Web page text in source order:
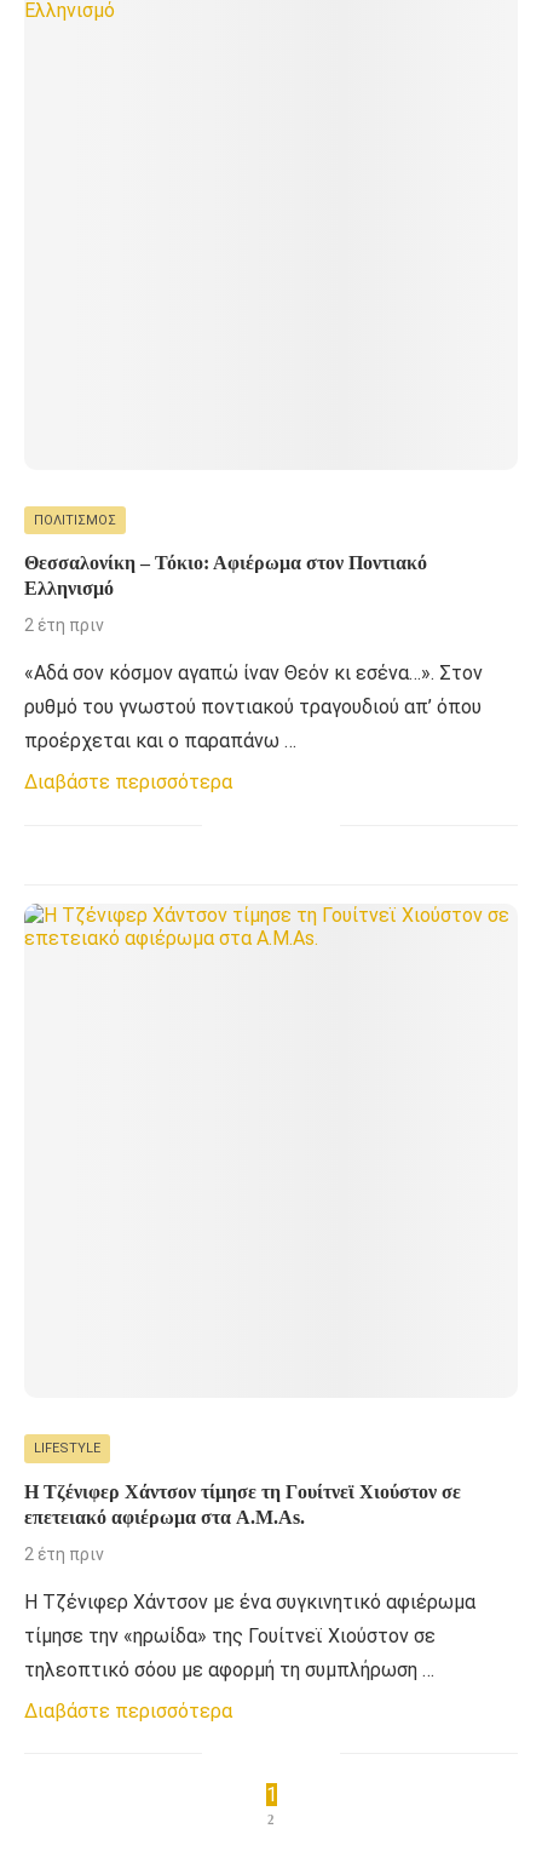
ΠΟΛΙΤΙΣΜΌΣ
Θεσσαλονίκη – Τόκιο: Αφιέρωμα στον Ποντιακό
Ελληνισμό
2 έτη πριν
«Αδά σον κόσμον αγαπώ ίναν Θεόν κι εσένα…». Στον
ρυθμό του γνωστού ποντιακού τραγουδιού απ’ όπου
προέρχεται και ο παραπάνω …
Διαβάστε περισσότερα
LIFESTYLE
Η Τζένιφερ Χάντσον τίμησε τη Γουίτνεϊ Χιούστον σε
επετειακό αφιέρωμα στα A.M.As.
2 έτη πριν
Η Τζένιφερ Χάντσον με ένα συγκινητικό αφιέρωμα
τίμησε την «ηρωίδα» της Γουίτνεϊ Χιούστον σε
τηλεοπτικό σόου με αφορμή τη συμπλήρωση …
Διαβάστε περισσότερα
1
2